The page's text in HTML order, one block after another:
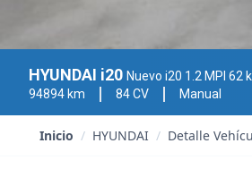
HYUNDAI i20 Nuevo i20 1.2 MPI 62
94894 km
84 CV Manual
Inicio / HYUNDAI / Detalle